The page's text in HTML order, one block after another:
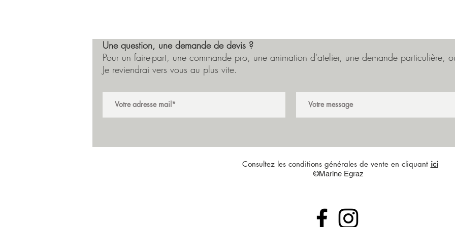
Une question, une demande de devis ?
Pour un faire-part, une commande pro, une animation d'atelier, une demande particulière,
Je reviendrai vers vous au plus vite.
Consultez les conditions générales de vente en cliquant ici
©Marine Egraz